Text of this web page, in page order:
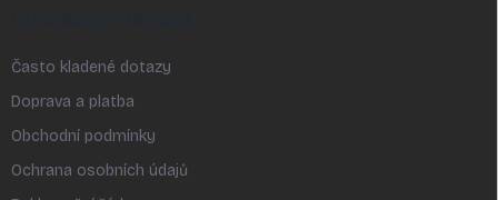
Často kladené dotazy
Doprava a platba
Obchodní podmínky
Ochrana osobních údajů